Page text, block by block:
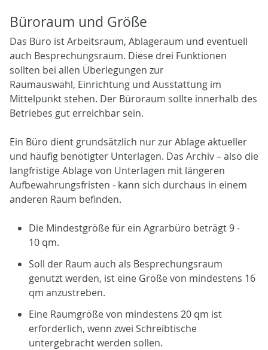
Büroraum und Größe
Das Büro ist Arbeitsraum, Ablageraum und eventuell
auch Besprechungsraum. Diese drei Funktionen
sollten bei allen Überlegungen zur
Raumauswahl, Einrichtung und Ausstattung im
Mittelpunkt stehen. Der Büroraum sollte innerhalb des
Betriebes gut erreichbar sein.
Ein Büro dient grundsätzlich nur zur Ablage aktueller
und häufig benötigter Unterlagen. Das Archiv – also die
langfristige Ablage von Unterlagen mit längeren
Aufbewahrungsfristen - kann sich durchaus in einem
anderen Raum befinden.
Die Mindestgröße für ein Agrarbüro beträgt 9 -
10 qm.
Soll der Raum auch als Besprechungsraum
genutzt werden, ist eine Größe von mindestens 16
qm anzustreben.
Eine Raumgröße von mindestens 20 qm ist
erforderlich, wenn zwei Schreibtische
untergebracht werden sollen.